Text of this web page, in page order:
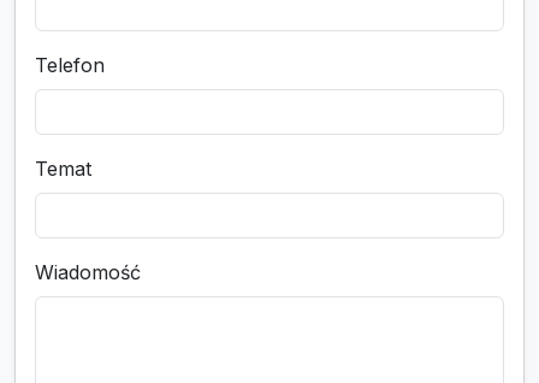
Telefon
Temat
Wiadomość